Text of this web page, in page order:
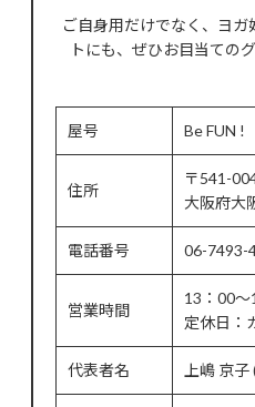
ご自身用だけでなく、ヨ
トにも、ぜひお目当ての
屋号 Be FUN !
住所
〒541-
大阪府大
電話番号 06-7493-
営業時間
13：00
定休日：
代表者名 上嶋 京子